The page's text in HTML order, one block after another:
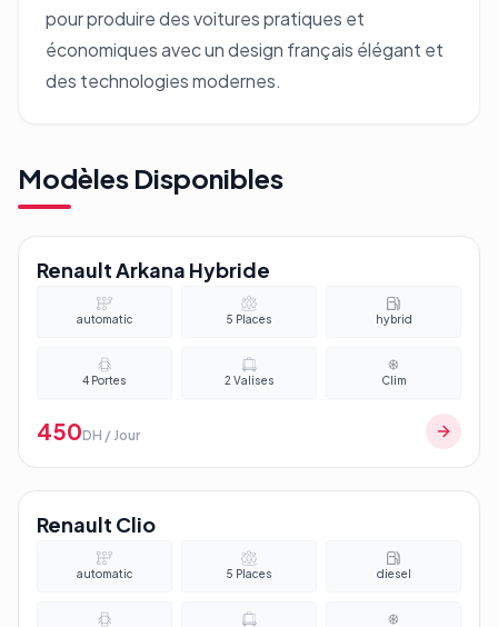
pour produire des voitures pratiques et
économiques avec un design français élégant et
des technologies modernes.
Modèles Disponibles
Renault Arkana Hybride
automatic 5 Places hybrid
4 Portes 2 Valises Clim
450DH / Jour
Renault Clio
automatic 5 Places diesel